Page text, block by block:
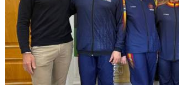
El Ayuntamiento de Los Barrios y el
organizar nuevas
Deportes Educación